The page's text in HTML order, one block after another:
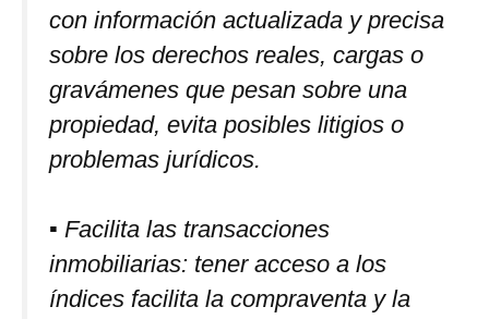
con información actualizada y precisa
sobre los derechos reales, cargas o
gravámenes que pesan sobre una
propiedad, evita posibles litigios o
problemas jurídicos.
▪ Facilita las transacciones
inmobiliarias: tener acceso a los
índices facilita la compraventa y la